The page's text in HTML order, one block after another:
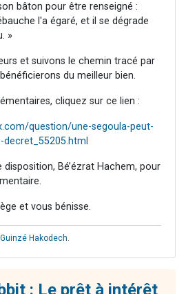
bâton pour être renseigné :
l'a égaré, et il se dégrade
»
et suivons le chemin tracé par
du meilleur bien.
cliquez sur ce lien :
question/une-segoula-peut-
decret_55205.html
Bé’ézrat Hachem, pour
et vous bénisse.
Guinzé Hakodech.